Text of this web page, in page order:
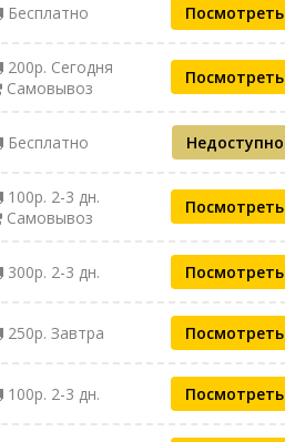
Бесплатно Посмотреть
200р. Сегодня
Самовывоз
Посмотреть
Бесплатно Недоступно
100р. 2-3 дн.
Самовывоз
Посмотреть
300р. 2-3 дн. Посмотреть
250р. Завтра Посмотреть
100р. 2-3 дн. Посмотреть